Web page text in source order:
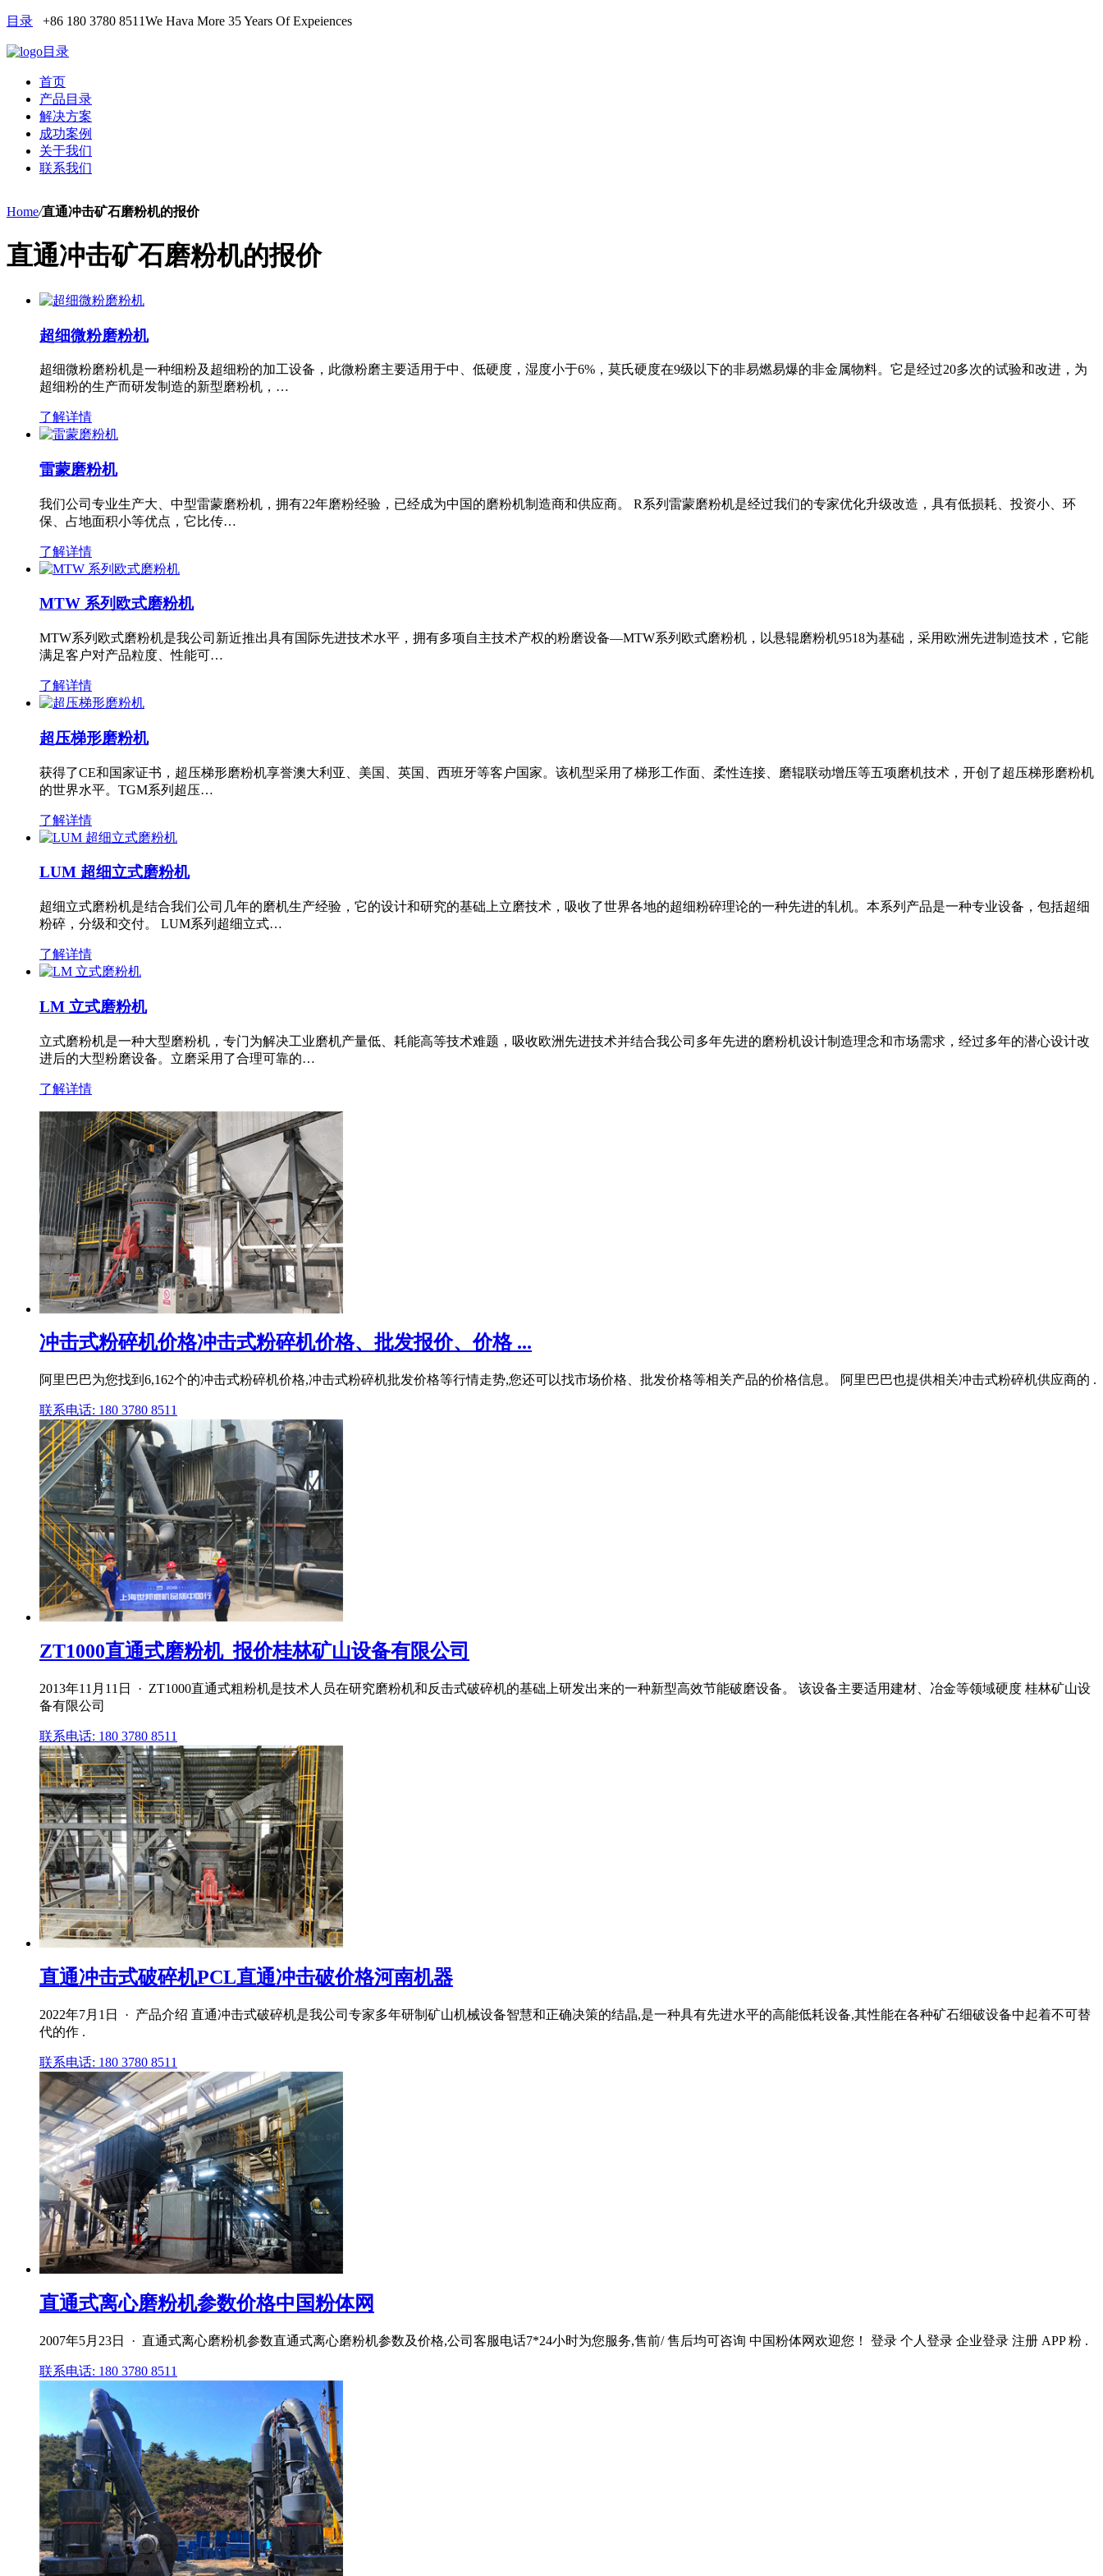
目录 +86 180 3780 8511We Hava More 35 Years Of Expeiences
目录
首页
产品目录
解决方案
成功案例
关于我们
联系我们
Home/直通冲击矿石磨粉机的报价
直通冲击矿石磨粉机的报价
超细微粉磨粉机
超细微粉磨粉机是一种细粉及超细粉的加工设备，此微粉磨主要适用于中、低硬度，湿度小于6%，莫氏硬度在9级以下的非易燃易爆的非金属物料。它是经过20多次的试验和改进，为
超细粉的生产而研发制造的新型磨粉机，…
了解详情
雷蒙磨粉机
我们公司专业生产大、中型雷蒙磨粉机，拥有22年磨粉经验，已经成为中国的磨粉机制造商和供应商。 R系列雷蒙磨粉机是经过我们的专家优化升级改造，具有低损耗、投资小、环
保、占地面积小等优点，它比传…
了解详情
MTW 系列欧式磨粉机
MTW系列欧式磨粉机是我公司新近推出具有国际先进技术水平，拥有多项自主技术产权的粉磨设备—MTW系列欧式磨粉机，以悬辊磨粉机9518为基础，采用欧洲先进制造技术，它能
满足客户对产品粒度、性能可…
了解详情
超压梯形磨粉机
获得了CE和国家证书，超压梯形磨粉机享誉澳大利亚、美国、英国、西班牙等客户国家。该机型采用了梯形工作面、柔性连接、磨辊联动增压等五项磨机技术，开创了超压梯形磨粉机
的世界水平。TGM系列超压…
了解详情
LUM 超细立式磨粉机
超细立式磨粉机是结合我们公司几年的磨机生产经验，它的设计和研究的基础上立磨技术，吸收了世界各地的超细粉碎理论的一种先进的轧机。本系列产品是一种专业设备，包括超细
粉碎，分级和交付。 LUM系列超细立式…
了解详情
LM 立式磨粉机
立式磨粉机是一种大型磨粉机，专门为解决工业磨机产量低、耗能高等技术难题，吸收欧洲先进技术并结合我公司多年先进的磨粉机设计制造理念和市场需求，经过多年的潜心设计改
进后的大型粉磨设备。立磨采用了合理可靠的…
了解详情
冲击式粉碎机价格冲击式粉碎机价格、批发报价、价格 ...
阿里巴巴为您找到6,162个的冲击式粉碎机价格,冲击式粉碎机批发价格等行情走势,您还可以找市场价格、批发价格等相关产品的价格信息。 阿里巴巴也提供相关冲击式粉碎机供应商的 .
联系电话: 180 3780 8511
ZT1000直通式磨粉机_报价桂林矿山设备有限公司
2013年11月11日 · ZT1000直通式粗粉机是技术人员在研究磨粉机和反击式破碎机的基础上研发出来的一种新型高效节能破磨设备。 该设备主要适用建材、冶金等领域硬度 桂林矿山设
备有限公司
联系电话: 180 3780 8511
直通冲击式破碎机PCL直通冲击破价格河南机器
2022年7月1日 · 产品介绍 直通冲击式破碎机是我公司专家多年研制矿山机械设备智慧和正确决策的结晶,是一种具有先进水平的高能低耗设备,其性能在各种矿石细破设备中起着不可替
代的作 .
联系电话: 180 3780 8511
直通式离心磨粉机参数价格中国粉体网
2007年5月23日 · 直通式离心磨粉机参数直通式离心磨粉机参数及价格,公司客服电话7*24小时为您服务,售前/ 售后均可咨询 中国粉体网欢迎您！ 登录 个人登录 企业登录 注册 APP 粉 .
联系电话: 180 3780 8511